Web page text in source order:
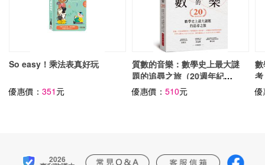
So easy！乘法表真好玩
優惠價： 351 元
質數的音樂：數學史上最大謎
題的追尋之旅（20週年紀念
版）
優惠價：510元
分
2026